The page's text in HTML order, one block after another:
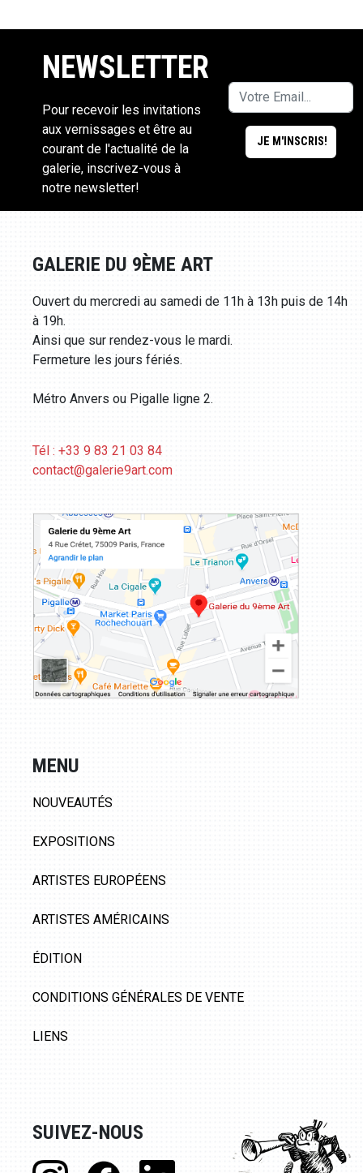
NEWSLETTER
Pour recevoir les invitations
aux vernissages et être au
courant de l'actualité de la
galerie, inscrivez-vous à
notre newsletter!
GALERIE DU 9ÈME ART
Ouvert du mercredi au samedi de 11h à 13h puis de 14h
à 19h.
Ainsi que sur rendez-vous le mardi.
Fermeture les jours fériés.
Métro Anvers ou Pigalle ligne 2.
Tél : +33 9 83 21 03 84
contact@galerie9art.com
MENU
NOUVEAUTÉS
EXPOSITIONS
ARTISTES EUROPÉENS
ARTISTES AMÉRICAINS
ÉDITION
CONDITIONS GÉNÉRALES DE VENTE
LIENS
SUIVEZ-NOUS